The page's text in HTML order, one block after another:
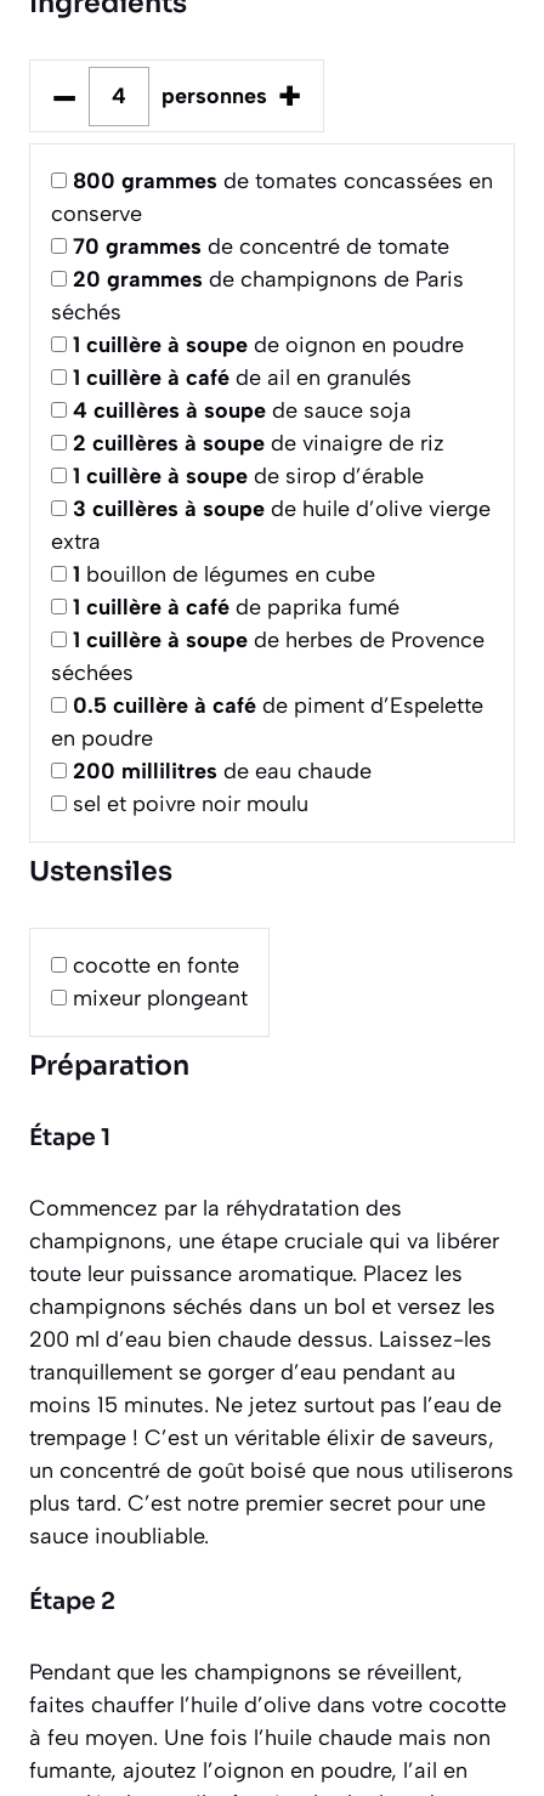
– personnes +
800 grammes de tomates concassées en
conserve
70 grammes de concentré de tomate
20 grammes de champignons de Paris
séchés
1 cuillère à soupe de oignon en poudre
1 cuillère à café de ail en granulés
4 cuillères à soupe de sauce soja
2 cuillères à soupe de vinaigre de riz
1 cuillère à soupe de sirop d’érable
3 cuillères à soupe de huile d’olive vierge
extra
1 bouillon de légumes en cube
1 cuillère à café de paprika fumé
1 cuillère à soupe de herbes de Provence
séchées
0.5 cuillère à café de piment d’Espelette
en poudre
200 millilitres de eau chaude
sel et poivre noir moulu
Ustensiles
cocotte en fonte
mixeur plongeant
Préparation
Étape 1
Commencez par la réhydratation des
champignons, une étape cruciale qui va libérer
toute leur puissance aromatique. Placez les
champignons séchés dans un bol et versez les
200 ml d’eau bien chaude dessus. Laissez-les
tranquillement se gorger d’eau pendant au
moins 15 minutes. Ne jetez surtout pas l’eau de
trempage ! C’est un véritable élixir de saveurs,
un concentré de goût boisé que nous utiliserons
plus tard. C’est notre premier secret pour une
sauce inoubliable.
Étape 2
Pendant que les champignons se réveillent,
faites chauffer l’huile d’olive dans votre cocotte
à feu moyen. Une fois l’huile chaude mais non
fumante, ajoutez l’oignon en poudre, l’ail en